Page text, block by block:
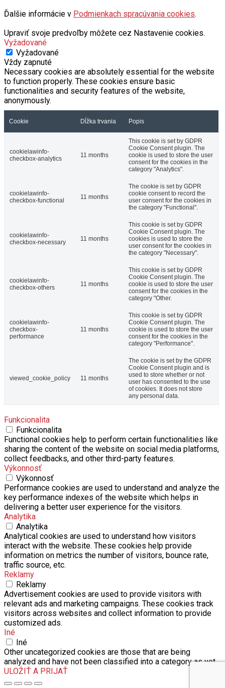
Ďalšie informácie v Podmienkach spracúvania cookies.
Upraviť svoje predvoľby môžete cez Nastavenie cookies.
Vyžadované
Vyžadované
Vždy zapnuté
Necessary cookies are absolutely essential for the website
to function properly. These cookies ensure basic
functionalities and security features of the website,
anonymously.
Cookie Dĺžka trvania Popis
cookielawinfo-
checkbox-analytics
11 months
This cookie is set by GDPR
Cookie Consent plugin. The
cookie is used to store the user
consent for the cookies in the
category "Analytics".
cookielawinfo-
checkbox-functional
11 months
The cookie is set by GDPR
cookie consent to record the
user consent for the cookies in
the category "Functional".
cookielawinfo-
checkbox-necessary
11 months
This cookie is set by GDPR
Cookie Consent plugin. The
cookies is used to store the
user consent for the cookies in
the category "Necessary".
cookielawinfo-
checkbox-others
11 months
This cookie is set by GDPR
Cookie Consent plugin. The
cookie is used to store the user
consent for the cookies in the
category "Other.
cookielawinfo-
checkbox-
performance
11 months
This cookie is set by GDPR
Cookie Consent plugin. The
cookie is used to store the user
consent for the cookies in the
category "Performance".
viewed_cookie_policy 11 months
The cookie is set by the GDPR
Cookie Consent plugin and is
used to store whether or not
user has consented to the use
of cookies. It does not store
any personal data.
Funkcionalita
Funkcionalita
Functional cookies help to perform certain functionalities like
sharing the content of the website on social media platforms,
collect feedbacks, and other third-party features.
Výkonnosť
Výkonnosť
Performance cookies are used to understand and analyze the
key performance indexes of the website which helps in
delivering a better user experience for the visitors.
Analytika
Analytika
Analytical cookies are used to understand how visitors
interact with the website. These cookies help provide
information on metrics the number of visitors, bounce rate,
traffic source, etc.
Reklamy
Reklamy
Advertisement cookies are used to provide visitors with
relevant ads and marketing campaigns. These cookies track
visitors across websites and collect information to provide
customized ads.
Iné
Iné
Other uncategorized cookies are those that are being
analyzed and have not been classified into a category as yet.
ULOŽIŤ A PRIJAŤ